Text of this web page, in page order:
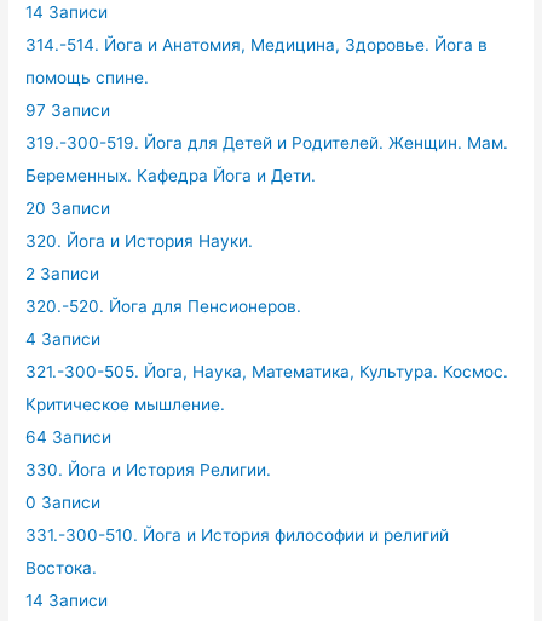
14 Записи
314.-514. Йога и Анатомия, Медицина, Здоровье. Йога в
помощь спине.
97 Записи
319.-300-519. Йога для Детей и Родителей. Женщин. Мам.
Беременных. Кафедра Йога и Дети.
20 Записи
320. Йога и История Науки.
2 Записи
320.-520. Йога для Пенсионеров.
4 Записи
321.-300-505. Йога, Наука, Математика, Культура. Космос.
Критическое мышление.
64 Записи
330. Йога и История Религии.
0 Записи
331.-300-510. Йога и История философии и религий
Востока.
14 Записи